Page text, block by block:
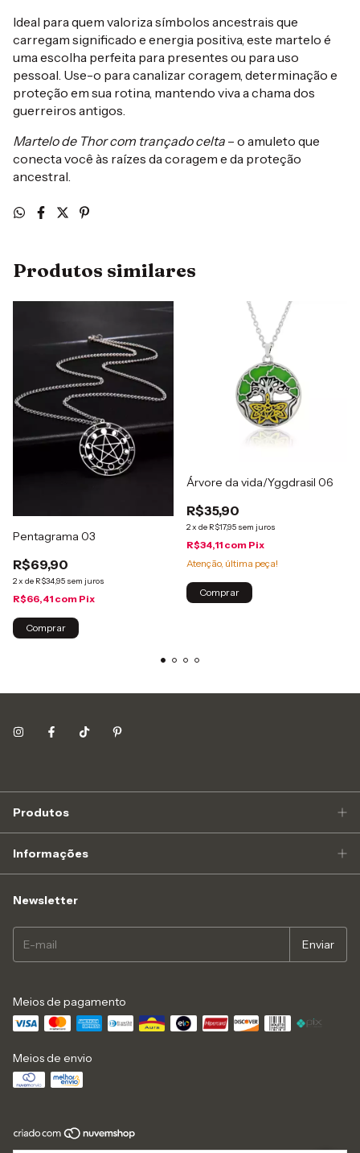
Ideal para quem valoriza símbolos ancestrais que
carregam significado e energia positiva, este martelo é
uma escolha perfeita para presentes ou para uso
pessoal. Use-o para canalizar coragem, determinação e
proteção em sua rotina, mantendo viva a chama dos
guerreiros antigos.
Martelo de Thor com trançado celta – o amuleto que
conecta você às raízes da coragem e da proteção
ancestral.
Produtos similares
Pentagrama 03
R$69,90
2x de R$34,95 sem juros
R$66,41 com Pix
Árvore da vida/Yggdrasil 06
R$35,90
2x de R$17,95 sem juros
R$34,11 com Pix
Atenção, última peça!
Produtos
Informações
Newsletter
Meios de pagamento
Meios de envio